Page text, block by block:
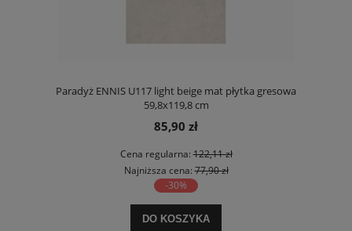
Paradyż ENNIS U117 light beige mat płytka gresowa
59,8x119,8 cm
85,90 zł
Cena regularna:122,11 zł
Najniższa cena:77,90 zł
-30%
DO KOSZYKA